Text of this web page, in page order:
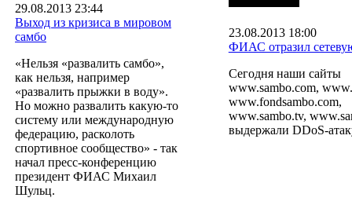
29.08.2013 23:44
Выход из кризиса в мировом
самбо
«Нельзя «развалить самбо»,
как нельзя, например
«развалить прыжки в воду».
Но можно развалить какую-то
систему или международную
федерацию, расколоть
спортивное сообщество» - так
начал пресс-конференцию
президент ФИАС Михаил
Шульц.
23.08.2013 18:00
ФИАС отразил
Сегодня наши сайты
www.sambo.com,
www.fondsambo.com,
www.sambo.tv,
выдержали DDoS-